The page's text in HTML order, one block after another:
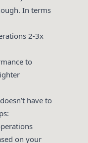
In terms
2-3x
to
have to
on your